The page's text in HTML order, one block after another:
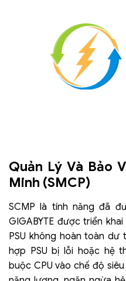
Quản Lý Và Bảo
Minh (SMCP)
SCMP là tính năng đã
GIGABYTE được triển
PSU không hoàn toàn dư
hợp PSU bị lỗi hoặc hệ
buộc CPU vào chế độ